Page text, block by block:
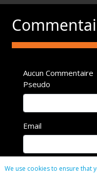
Aucun Commentaire
Pseudo
Email
Commentaire
We use cookies to ensure that